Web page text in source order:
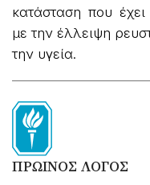
κατάσταση που
με την έλλειψη
την υγεία.
ΠΡΩΙΝΟΣ ΛΟΓΟΣ